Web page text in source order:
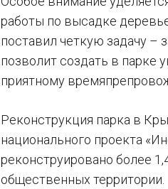
работы по высадке
поставил четкую задачу –
позволит создать в парке
приятному
Реконструкция парка в
национального проекта
реконструировано более
общественных территории.